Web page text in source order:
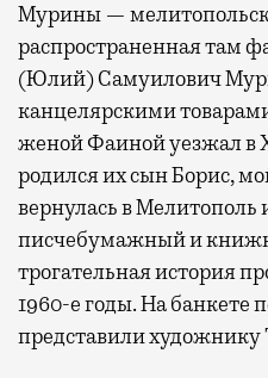
Мурины —
распространенная там
(Юлий) Самуилович
канцелярскими
женой Фаиной уезжал в
родился их сын Борис,
вернулась в Мелитополь
писчебумажный и
трогательная история
1960-е годы. На банкете
представили